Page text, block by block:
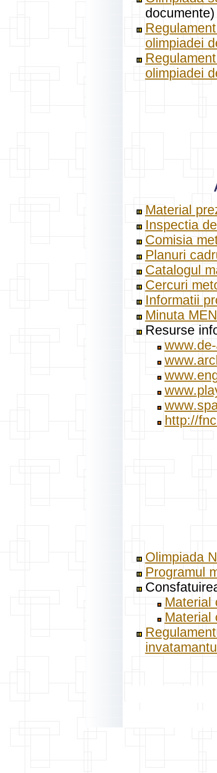
documente)
olimpiadei
olimpiadei
Material
Inspectia
Comisia
Planuri
Catalogul
Cercuri
Informatii
Minuta
Resurse
http://
Olimpiada
Programul
Material
Material